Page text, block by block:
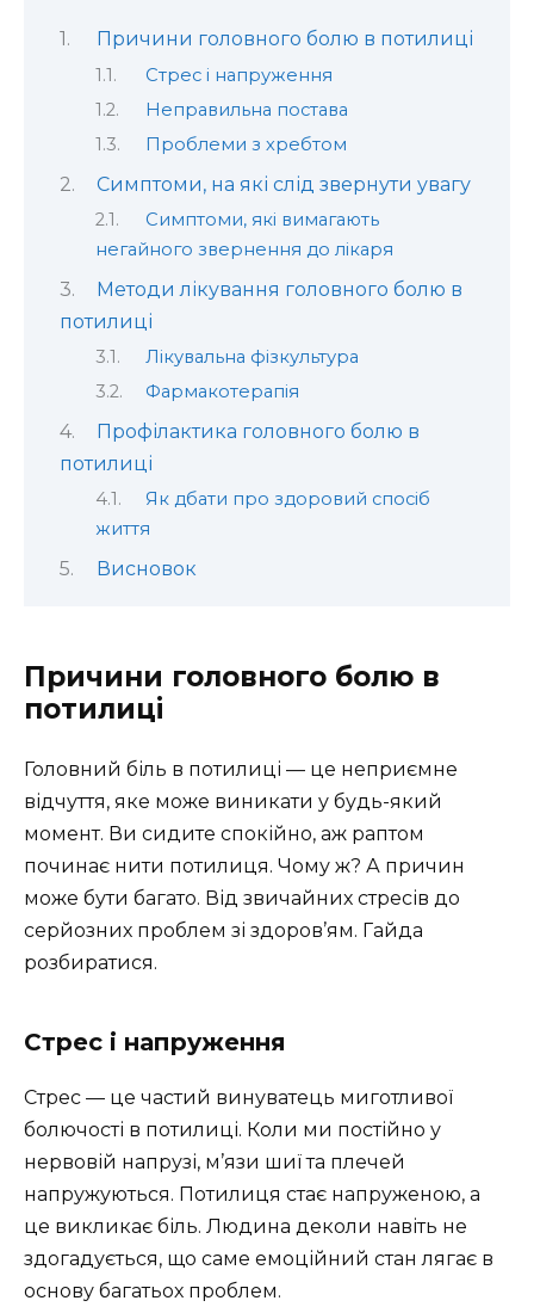
Причини головного болю в потилиці
Стрес і напруження
Неправильна постава
Проблеми з хребтом
Симптоми, на які слід звернути увагу
Симптоми, які вимагають
негайного звернення до лікаря
Методи лікування головного болю в
потилиці
Лікувальна фізкультура
Фармакотерапія
Профілактика головного болю в
потилиці
Як дбати про здоровий спосіб
життя
Висновок
Причини головного болю в
потилиці
Головний біль в потилиці — це неприємне
відчуття, яке може виникати у будь-який
момент. Ви сидите спокійно, аж раптом
починає нити потилиця. Чому ж? А причин
може бути багато. Від звичайних стресів до
серйозних проблем зі здоров’ям. Гайда
розбиратися.
Стрес і напруження
Стрес — це частий винуватець миготливої
болючості в потилиці. Коли ми постійно у
нервовій напрузі, м’язи шиї та плечей
напружуються. Потилиця стає напруженою, а
це викликає біль. Людина деколи навіть не
здогадується, що саме емоційний стан лягає в
основу багатьох проблем.